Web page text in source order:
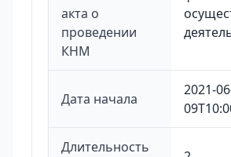
акта о
проведении
КНМ
Дата начала
2021-
Длительность